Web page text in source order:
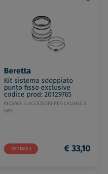
Beretta
Kit sistema sdoppiato
punto fisso exclusive
codice prod: 20129765
RICAMBI E ACCESSORI PER CALDAIE A
GAS
DETTAGLI € 33,10